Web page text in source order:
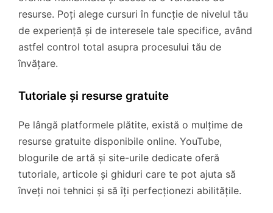
resurse. Poți alege cursuri în funcție de nivelul tău
de experiență și de interesele tale specifice, având
astfel control total asupra procesului tău de
învățare.
Tutoriale și resurse gratuite
Pe lângă platformele plătite, există o mulțime de
resurse gratuite disponibile online. YouTube,
blogurile de artă și site-urile dedicate oferă
tutoriale, articole și ghiduri care te pot ajuta să
înveți noi tehnici și să îți perfecționezi abilitățile.